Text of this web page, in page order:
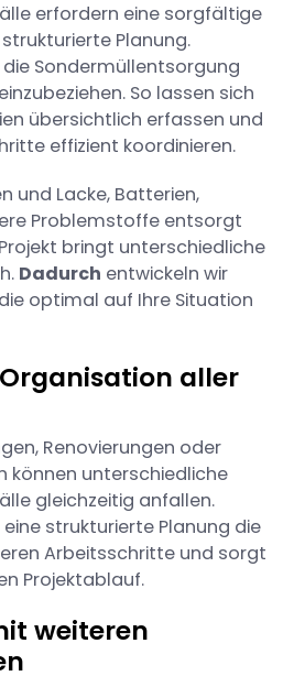
erfordern eine sorgfältige
Planung.
Sondermüllentsorgung
So lassen sich
übersichtlich erfassen und
effizient koordinieren.
und Lacke, Batterien,
Problemstoffe entsorgt
bringt unterschiedliche
Dadurch entwickeln wir
optimal auf Ihre Situation
aller
Renovierungen oder
können unterschiedliche
gleichzeitig anfallen.
strukturierte Planung die
Arbeitsschritte und sorgt
Projektablauf.
weiteren